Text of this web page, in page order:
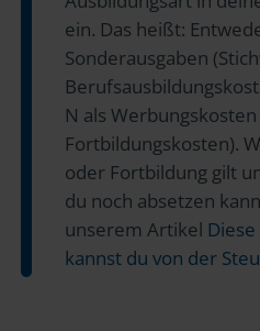
ein. Das heißt:
Sonderausgaben
N als
Fortbildungskosten).
oder Fortbildung gilt
du noch absetzen
unserem Artikel
kannst du von der